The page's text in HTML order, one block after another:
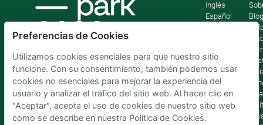
Inglés
Español
Blog
Preferencias de Cookies
Utilizamos cookies esenciales para que nuestro sitio
funcione. Con su consentimiento, también podemos usar
cookies no esenciales para mejorar la experiencia del
usuario y analizar el tráfico del sitio web. Al hacer clic en
"Aceptar", acepta el uso de cookies de nuestro sitio web
como se describe en nuestra Política de Cookies.